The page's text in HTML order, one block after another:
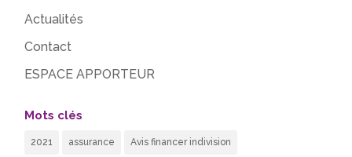
Actualités
Contact
ESPACE APPORTEUR
Mots clés
2021 assurance Avis financer indivision